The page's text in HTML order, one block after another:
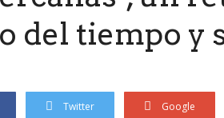
del tiempo y
Twitter Google